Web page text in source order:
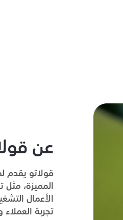
عن
قولاتو يقدم
المميزة،
الأعمال
تجربة